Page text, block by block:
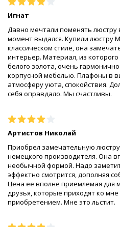
Игнат
Давно мечтали поменять люстру
момент выдался. Купили люстру
классическом стиле, она
интерьер. Материал, из
белого золота, очень
корпусной мебелью. Плафоны в
атмосферу уюта, спокойствия.
себя оправдало. Мы счастливы.
Артистов Николай
Приобрел замечательную люстру
немецкого производителя. Она
необычной формой. Надо
эффектно смотрится, дополняя
Цена ее вполне приемлемая для
друзья, которые приходят ко
приобретением. Мне это льстит.